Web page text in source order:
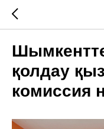
қолдау
комиссия